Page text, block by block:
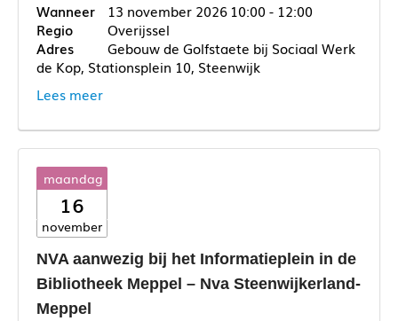
13 november 2026 10:00 - 12:00
Overijssel
Gebouw de Golfstaete bij Sociaal Werk
de Kop, Stationsplein 10, Steenwijk
Lees meer
maandag
16
november
NVA aanwezig bij het Informatieplein in de
Bibliotheek Meppel – Nva Steenwijkerland-
Meppel